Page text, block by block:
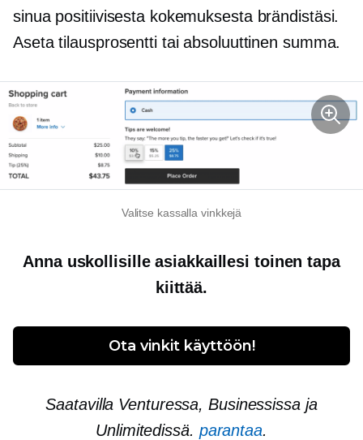
sinua positiivisesta kokemuksesta brändistäsi.
Aseta tilausprosentti tai absoluuttinen summa.
Valitse kassalla vinkkejä
Anna uskollisille asiakkaillesi toinen tapa
kiittää.
Ota vinkit käyttöön!
Saatavilla Venturessa, Businessissa ja
Unlimitedissä. parantaa.